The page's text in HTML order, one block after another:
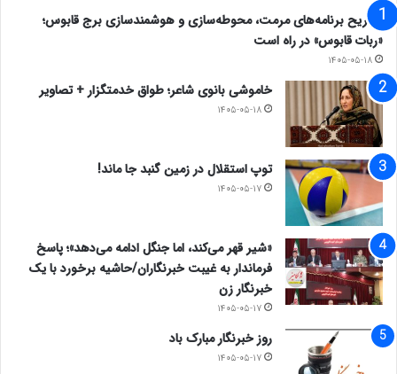
تشریح برنامه‌های مرمت، محوطه‌سازی و هوشمندسازی برج قابوس؛
«ربات قابوس» در راه است
۱۴۰۵-۰۵-۱۸
خاموشی بانوی شاعر؛ طواق خدمتگزار + تصاویر
۱۴۰۵-۰۵-۱۸
توپ استقلال در زمین گنبد جا ماند!
۱۴۰۵-۰۵-۱۷
«شیر قهر می‌کند، اما جنگل ادامه می‌دهد»؛ پاسخ
فرماندار به غیبت خبرنگاران/حاشیه برخورد با یک
خبرنگار زن
۱۴۰۵-۰۵-۱۷
روز خبرنگار مبارک باد
۱۴۰۵-۰۵-۱۷